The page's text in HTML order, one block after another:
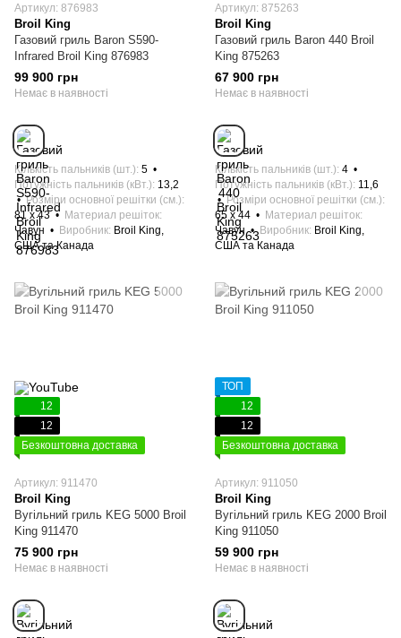
Артикул: 876983
Broil King
Газовий гриль Baron S590-
Infrared Broil King 876983
99 900 грн
Немає в наявності
Кількість пальників (шт.) 5
Потужність пальників (кВт.) 13,2
Розміри основної решітки (см.)
81 х 43
Материал решіток
Чавун
Виробник Broil King,
США та Канада
Артикул: 875263
Broil King
Газовий гриль Baron 440 Broil
King 875263
67 900 грн
Немає в наявності
Кількість пальників (шт.) 4
Потужність пальників (кВт.) 11,6
Розміри основної решітки (см.)
65 x 44
Материал решіток
Чавун
Виробник Broil King,
США та Канада
12
12
Безкоштовна доставка
Артикул: 911470
Broil King
Вугільний гриль KEG 5000 Broil
King 911470
75 900 грн
Немає в наявності
ТОП
12
12
Безкоштовна доставка
Артикул: 911050
Broil King
Вугільний гриль KEG 2000 Broil
King 911050
59 900 грн
Немає в наявності